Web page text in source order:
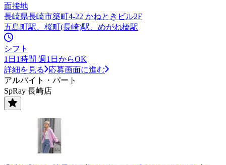
面接地
長崎県長崎市築町4-22 かねときビル2F
五島町駅、桜町(長崎)駅、めがね橋駅
シフト
1日1時間 週1日からOK
詳細を見る
応募画面に進む
アルバイト・パート
SpRay 長崎店